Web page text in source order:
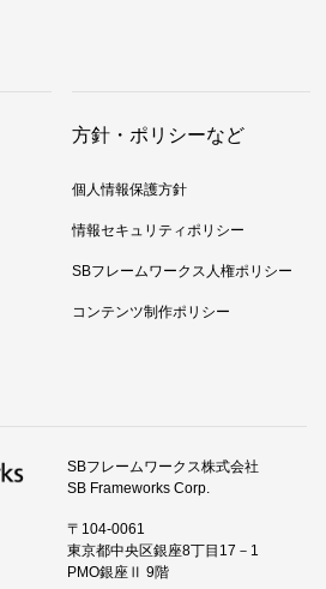
方針・ポリシーなど
個人情報保護方針
情報セキュリティポリシー
SBフレームワークス人権ポリシー
コンテンツ制作ポリシー
SBフレームワークス株式会社
SB Frameworks Corp.
〒104-0061
東京都中央区銀座8丁目17－1
PMO銀座Ⅱ 9階